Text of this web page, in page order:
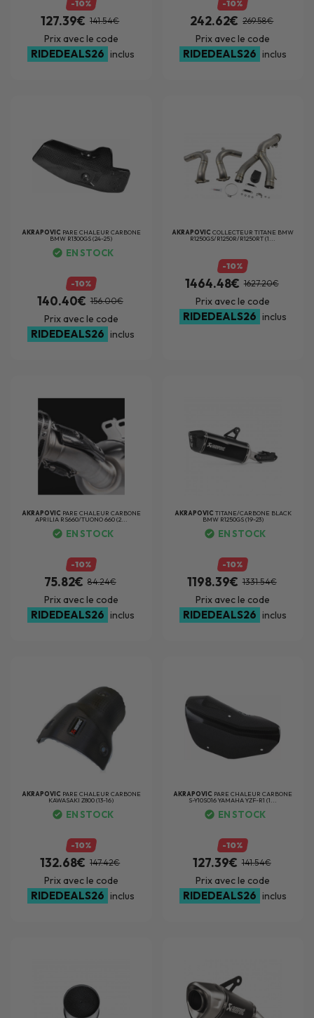
-10%
127.39€ 141.54€
Prix avec le code
RIDEDEALS26 inclus
-10%
242.62€ 269.58€
Prix avec le code
RIDEDEALS26 inclus
AKRAPOVIC PARE CHALEUR CARBONE
BMW R1300GS (24-25)
EN STOCK
-10%
140.40€ 156.00€
Prix avec le code
RIDEDEALS26 inclus
AKRAPOVICCOLLECTEUR TITANE BMW
R1250GS/R1250R/R1250RT (1...
-10%
1464.48€ 1627.20€
Prix avec le code
RIDEDEALS26 inclus
AKRAPOVIC PARE CHALEUR CARBONE
APRILIA RS660/TUONO 660 (2...
EN STOCK
-10%
75.82€ 84.24€
Prix avec le code
RIDEDEALS26 inclus
AKRAPOVIC TITANE/CARBONE BLACK
BMW R1250GS (19-23)
EN STOCK
-10%
1198.39€ 1331.54€
Prix avec le code
RIDEDEALS26 inclus
AKRAPOVIC PARE CHALEUR CARBONE
KAWASAKI Z800 (13-16)
EN STOCK
-10%
132.68€ 147.42€
Prix avec le code
RIDEDEALS26 inclus
AKRAPOVIC PARE CHALEUR CARBONE
S-Y10SO16 YAMAHA YZF-R1 (1...
EN STOCK
-10%
127.39€ 141.54€
Prix avec le code
RIDEDEALS26 inclus